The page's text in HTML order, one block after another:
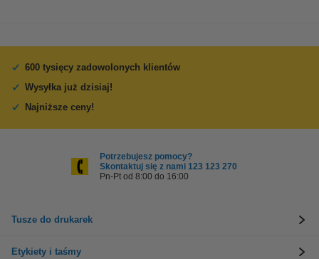
600 tysięcy zadowolonych klientów
Wysyłka już dzisiaj!
Najniższe ceny!
Potrzebujesz pomocy?
Skontaktuj się z nami 123 123 270
Pn-Pt od 8:00 do 16:00
Tusze do drukarek
Etykiety i taśmy